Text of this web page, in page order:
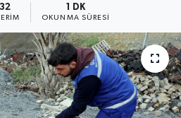
1 DK
OKUNMA SÜRESI